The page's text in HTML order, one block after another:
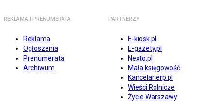
REKLAMA I PRENUMERATA
Reklama
Ogłoszenia
Prenumerata
Archiwum
PARTNERZY
E-kiosk.pl
E-gazety.pl
Nexto.pl
Mała księgowość
Kancelarierp.pl
Wieści Rolnicze
Życie Warszawy